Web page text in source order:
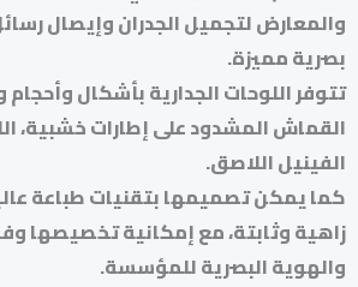
والمعارض لتجميل الجدران وإيصال
بصرية مميزة.
تتوفر اللوحات الجدارية بأشكال
القماش المشدود على إطارات خشبية،
الفينيل اللاصق.
كما يمكن تصميمها بتقنيات طباعة
زاهية وثابتة، مع إمكانية تخصيصها
والهوية البصرية للمؤسسة.